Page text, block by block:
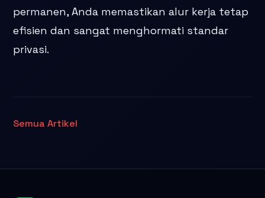
permanen, Anda memastikan alur kerja tetap
efisien dan sangat menghormati standar
privasi.
Semua Artikel